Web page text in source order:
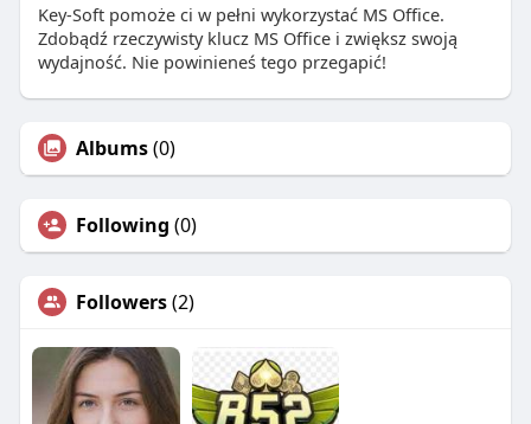
Key-Soft pomoże ci w pełni wykorzystać MS Office.
Zdobądź rzeczywisty klucz MS Office i zwiększ swoją
wydajność. Nie powinieneś tego przegapić!
Albums(0)
Following (0)
Followers(2)